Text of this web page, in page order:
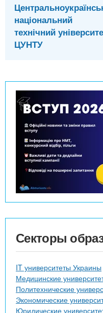
національний
технічний
ЦУНТУ
Секторы
IT университеты Украины
Медицинские
Политехнические
Экономические
Юридические